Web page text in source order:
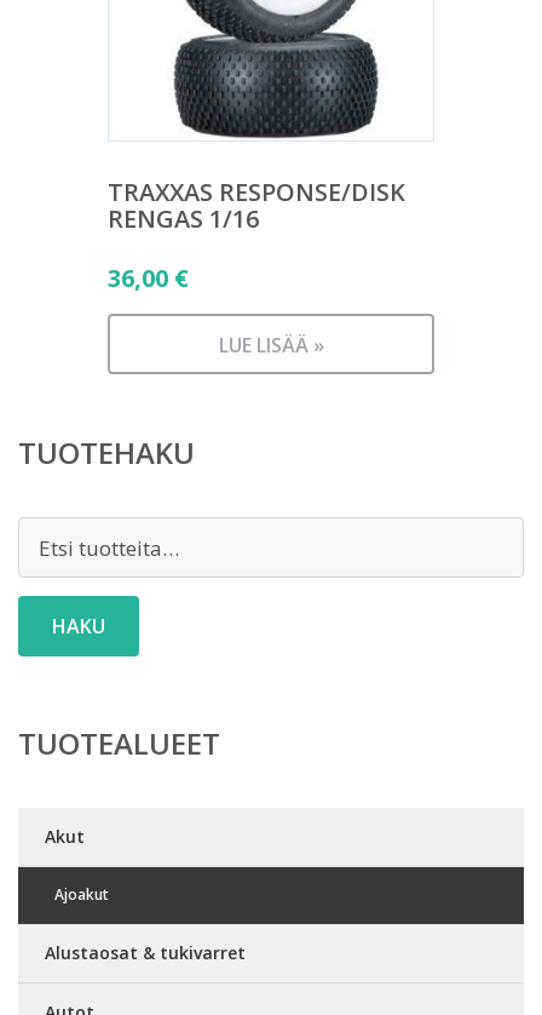
TRAXXAS RESPONSE/DISK
RENGAS 1/16
36,00 €
LUE LISÄÄ »
TUOTEHAKU
HAKU
TUOTEALUEET
Akut
Ajoakut
Alustaosat & tukivarret